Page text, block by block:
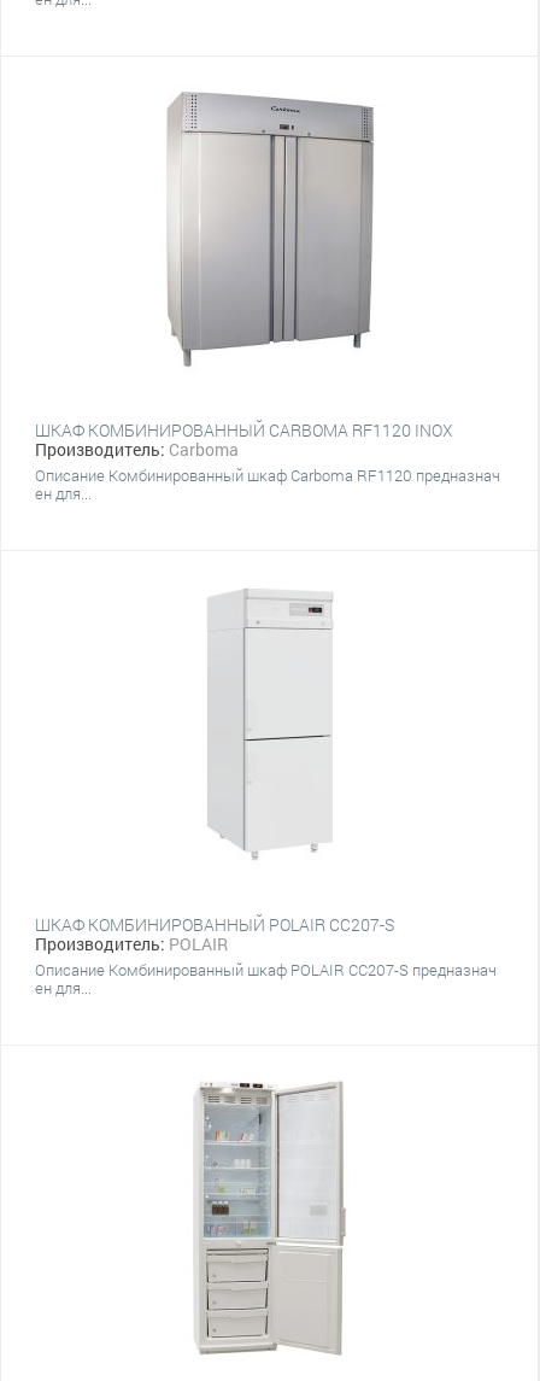
ШКАФ КОМБИНИРОВАННЫЙ CARBOMA RF1120 INOX
Производитель: Carboma
Описание Комбинированный шкаф Carboma RF1120 предназнач
ен для...
ШКАФ КОМБИНИРОВАННЫЙ POLAIR CC207-S
Производитель: POLAIR
Описание Комбинированный шкаф POLAIR CC207-S предназнач
ен для...